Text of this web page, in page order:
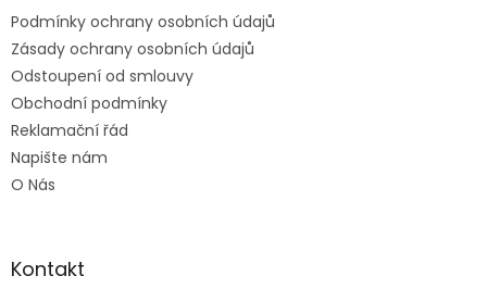
Podmínky ochrany osobních údajů
Zásady ochrany osobních údajů
Odstoupení od smlouvy
Obchodní podmínky
Reklamační řád
Napište nám
O Nás
Kontakt